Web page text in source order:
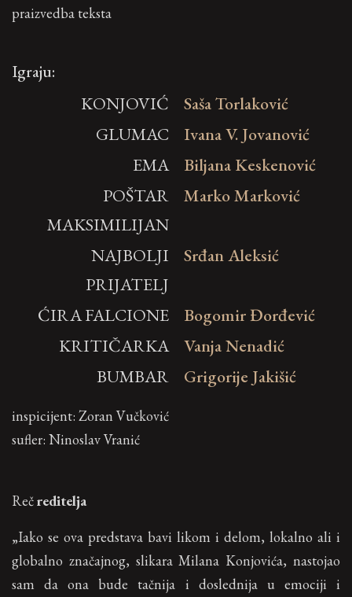
praizvedba teksta
Igraju:
KONJOVIĆ
Saša Torlaković
GLUMAC
Ivana V. Jovanović
EMA
Biljana Keskenović
POŠTAR
MAKSIMILIJAN
Marko Marković
NAJBOLJI
PRIJATELJ
Srđan Aleksić
ĆIRA FALCIONE
Bogomir Đorđević
KRITIČARKA
Vanja Nenadić
BUMBAR
Grigorije Jakišić
inspicijent: Zoran Vučković
sufler: Ninoslav Vranić
Rečreditelja
„Iako se ova predstava bavi likom i delom, lokalno ali i
globalno značajnog, slikara Milana Konjovića, nastojao
sam da ona bude tačnija i doslednija u emociji i